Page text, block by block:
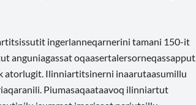
ingerlanneqarnerini tamani 150-it
anguniagassat oqaasertalersorneqassapput,
Ilinniartitsinerni inaarutaasumillu
Piumasaqaataavoq ilinniartut